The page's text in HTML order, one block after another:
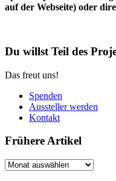
auf der Webseite) oder
Du willst Teil des
Das freut uns!
Spenden
Aussteller werden
Kontakt
Frühere Artikel
Frühere